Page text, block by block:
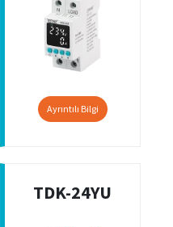
Ayrıntılı Bilgi
TDK-24YU